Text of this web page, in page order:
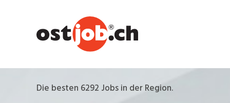
Die besten 6292 Jobs in der Region.